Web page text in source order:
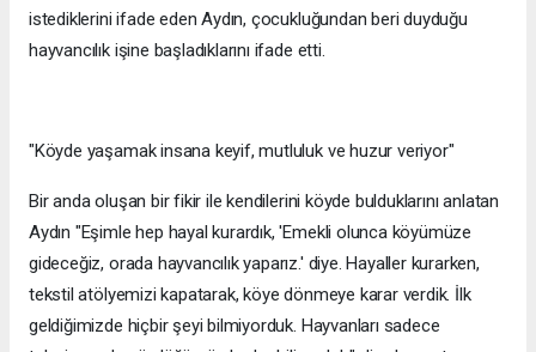
istediklerini ifade eden Aydın, çocukluğundan beri duyduğu
hayvancılık işine başladıklarını ifade etti.
"Köyde yaşamak insana keyif, mutluluk ve huzur veriyor"
Bir anda oluşan bir fikir ile kendilerini köyde bulduklarını anlatan
Aydın "Eşimle hep hayal kurardık, 'Emekli olunca köyümüze
gideceğiz, orada hayvancılık yaparız.' diye. Hayaller kurarken,
tekstil atölyemizi kapatarak, köye dönmeye karar verdik. İlk
geldiğimizde hiçbir şeyi bilmiyorduk. Hayvanları sadece